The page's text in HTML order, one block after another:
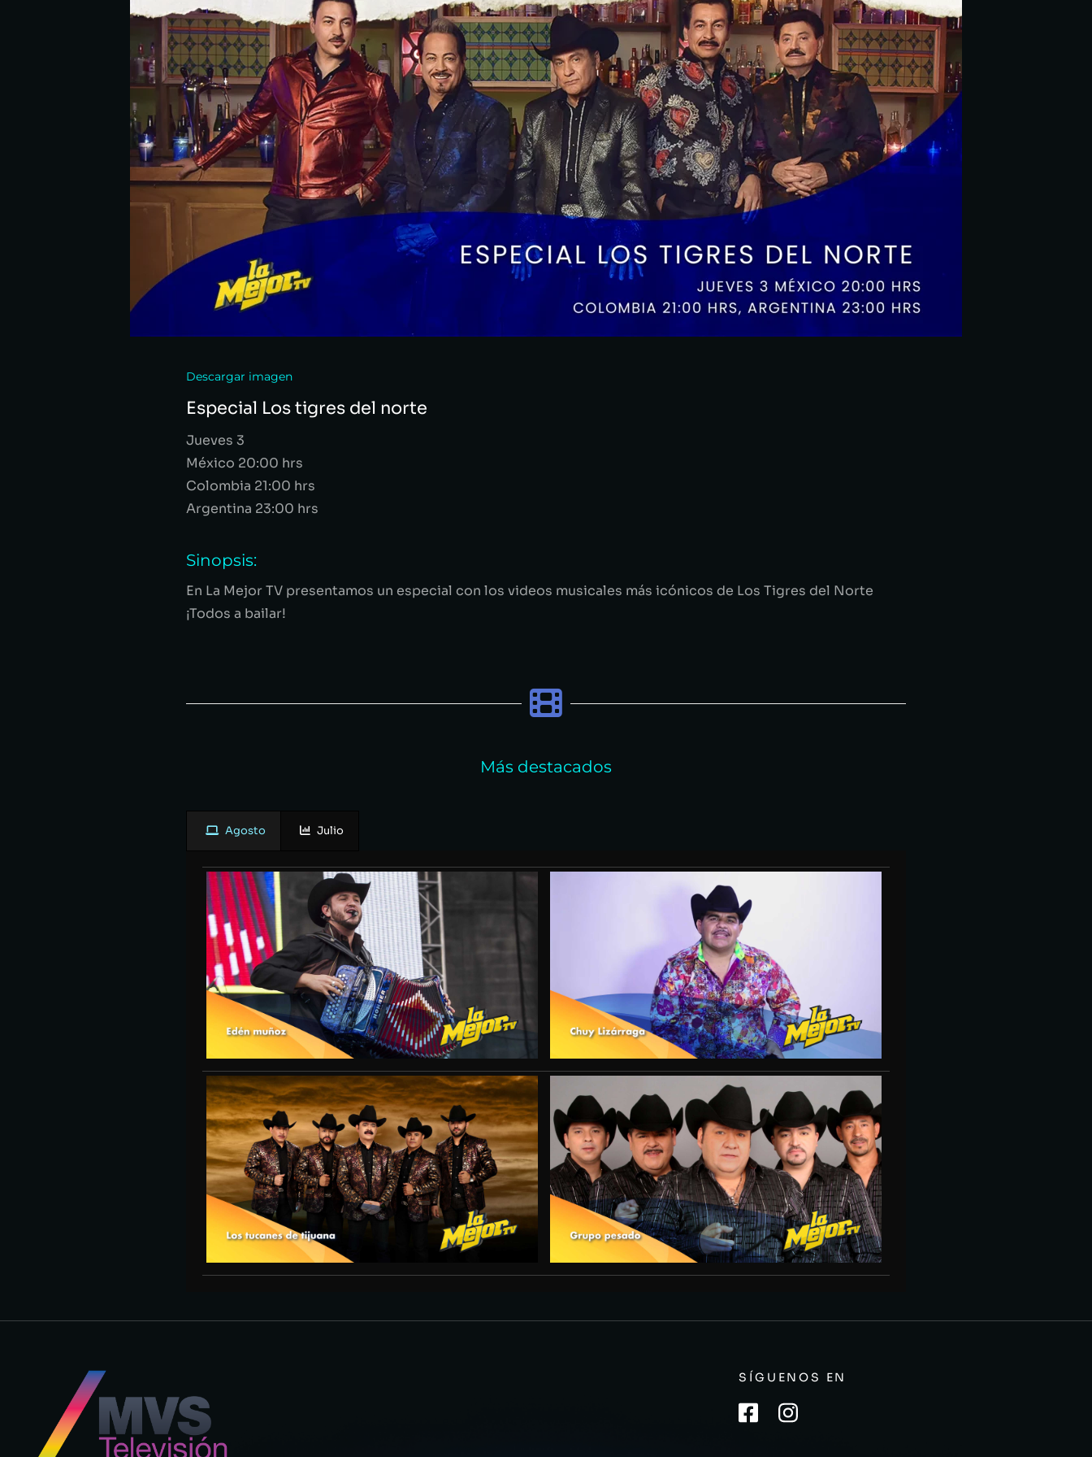
Descargar imagen
Especial Los tigres del norte
Jueves 3
México 20:00 hrs
Colombia 21:00 hrs
Argentina 23:00 hrs
Sinopsis:
En La Mejor TV presentamos un especial con los videos musicales más icónicos de Los Tigres del Norte
¡Todos a bailar!
Más destacados
Agosto Julio
SÍGUENOS EN